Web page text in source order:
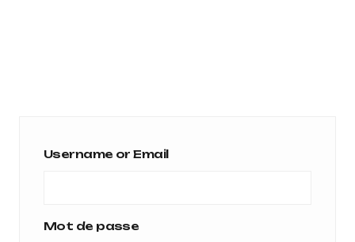
Username or Email
Mot de passe